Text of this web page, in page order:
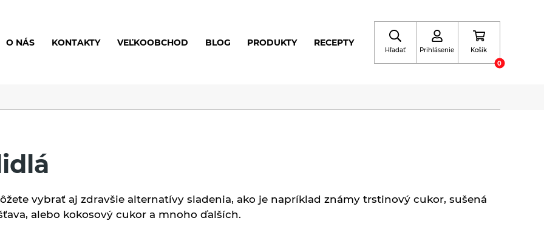
O NÁS KONTAKTY VEĽKOOBCHOD BLOG PRODUKTY RECEPTY
Hľadať Prihlásenie
Košík
0
vybrať aj zdravšie alternatívy sladenia, ako je napríklad známy trstinový cukor, sušená
alebo kokosový cukor a mnoho ďalších.